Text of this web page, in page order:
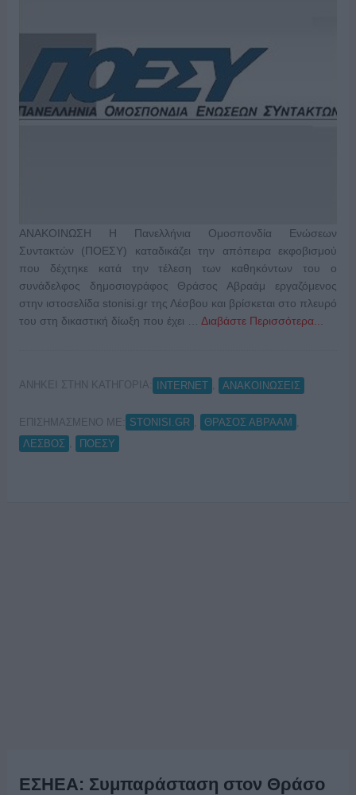
ΑΝΑΚΟΙΝΩΣΗ Η Πανελλήνια Ομοσπονδία Ενώσεων
Συντακτών (ΠΟΕΣΥ) καταδικάζει την απόπειρα εκφοβισμού
που δέχτηκε κατά την τέλεση των καθηκόντων του ο
συνάδελφος δημοσιογράφος Θράσος Αβραάμ εργαζόμενος
στην ιστοσελίδα stonisi.gr της Λέσβου και βρίσκεται στο πλευρό
του στη δικαστική δίωξη που έχει … Διαβάστε Περισσότερα...
ΑΝΗΚΕΙ ΣΤΗΝ ΚΑΤΗΓΟΡΙΑ: INTERNET ΑΝΑΚΟΙΝΩΣΕΙΣ
ΕΠΙΣΗΜΑΣΜΕΝΟ ΜΕ: STONISI.GR ΘΡΑΣΟΣ ΑΒΡΑΑΜ
ΛΕΣΒΟΣ
ΠΟΕΣΥ
ΕΣΗΕΑ: Συμπαράσταση στον Θράσο